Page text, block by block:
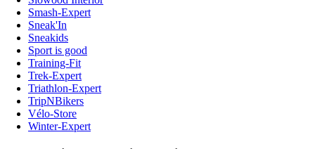
Smash-Expert
Sneak'In
Sneakids
Sport is good
Training-Fit
Trek-Expert
Triathlon-Expert
TripNBikers
Vélo-Store
Winter-Expert